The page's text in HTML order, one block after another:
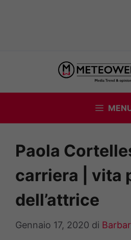
contenuto
Paola
carriera | vita
dell’attrice
Gennaio 17, 2020 di